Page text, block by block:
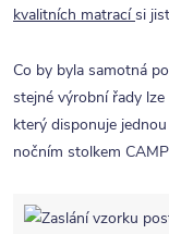
kvalitních matracísi
Co by byla samotná
stejné výrobní řady
který disponuje
nočním stolkem